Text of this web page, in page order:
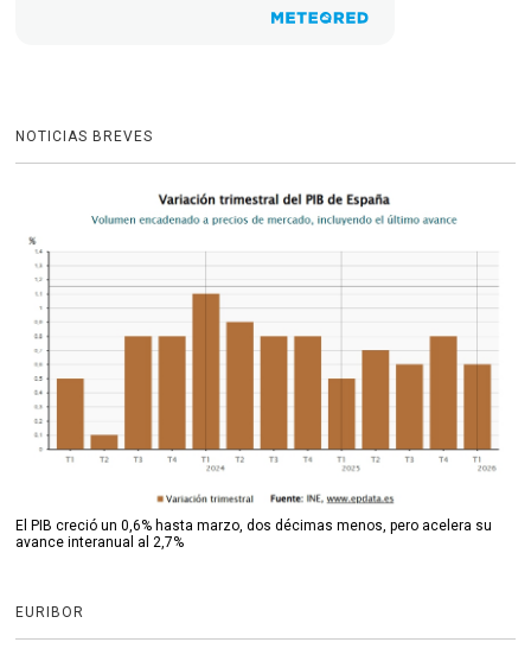
NOTICIAS BREVES
El PIB creció un 0,6% hasta marzo, dos décimas menos, pero acelera su
avance interanual al 2,7%
EURIBOR